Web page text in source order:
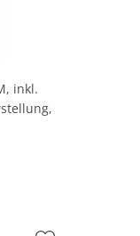
inkl.